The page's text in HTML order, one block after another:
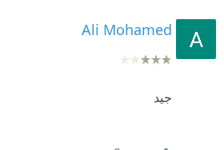
Ali Mohamed
جيد